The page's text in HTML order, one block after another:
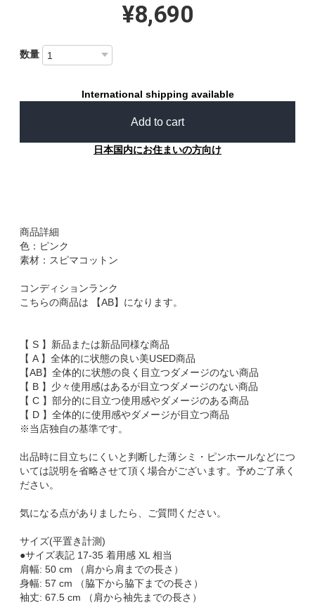
¥8,690
数量
International shipping available
Add to cart
日本国内にお住まいの方向け
商品詳細
色：ピンク
素材：スピマコットン
コンディションランク
こちらの商品は 【AB】になります。
【 S 】新品または新品同様な商品
【 A 】全体的に状態の良い美USED商品
【AB】全体的に状態の良く目立つダメージのない商品
【 B 】少々使用感はあるが目立つダメージのない商品
【 C 】部分的に目立つ使用感やダメージのある商品
【 D 】全体的に使用感やダメージが目立つ商品
※当店独自の基準です。
出品時に目立ちにくいと判断した薄シミ・ピンホールなどにつ
いては説明を省略させて頂く場合がございます。予めご了承く
ださい。
気になる点がありましたら、ご質問ください。
サイズ(平置き計測)
●サイズ表記 17-35 着用感 XL 相当
肩幅: 50 cm （肩から肩までの長さ）
身幅: 57 cm （脇下から脇下までの長さ）
袖丈: 67.5 cm （肩から袖先までの長さ）